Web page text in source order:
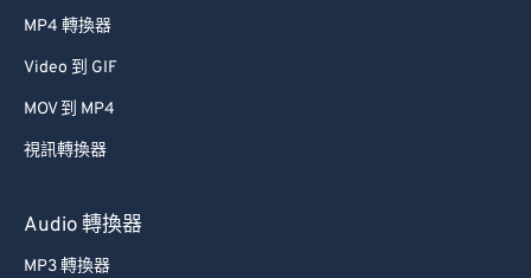
MP4 轉換器
Video 到 GIF
MOV 到 MP4
視訊轉換器
Audio 轉換器
MP3 轉換器